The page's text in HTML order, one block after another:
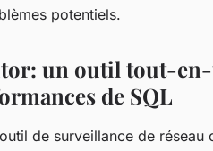
potentiels.
un outil tout-
de SQL
de surveillance de